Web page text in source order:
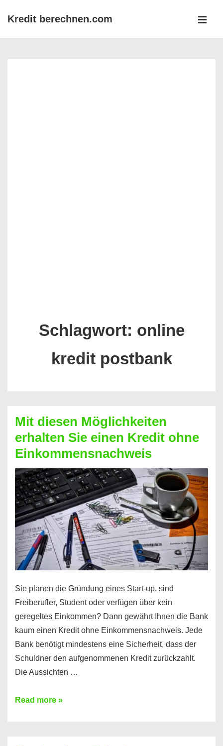
ZumKredit berechnen.com
Schlagwort: online
kredit postbank
Mit diesen Möglichkeiten
erhalten Sie einen Kredit ohne
Einkommensnachweis
Sie planen die Gründung eines Start-up, sind
Freiberufler, Student oder verfügen über kein
geregeltes Einkommen? Dann gewährt Ihnen die Bank
kaum einen Kredit ohne Einkommensnachweis. Jede
Bank benötigt mindestens eine Sicherheit, dass der
Schuldner den aufgenommenen Kredit zurückzahlt.
Die Aussichten …
Mit
Read more »